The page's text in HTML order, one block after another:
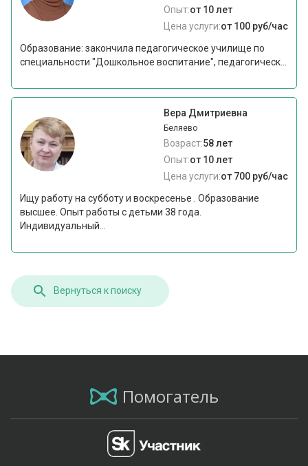
Опыт:от 10 лет
Цена услуги:от 100 руб/час
Образование: закончила педагогическое училище по
специальности "Дошкольное воспитание", педагогическ...
Вера Дмитриевна
Беляево
Возраст:58 лет
Опыт:от 10 лет
Цена услуги:от 700 руб/час
Ищу работу на субботу и воскресенье . Образование
высшее. Опыт работы с детьми 38 года.
Индивидуальный...
Вернуться к поиску
Помогатель